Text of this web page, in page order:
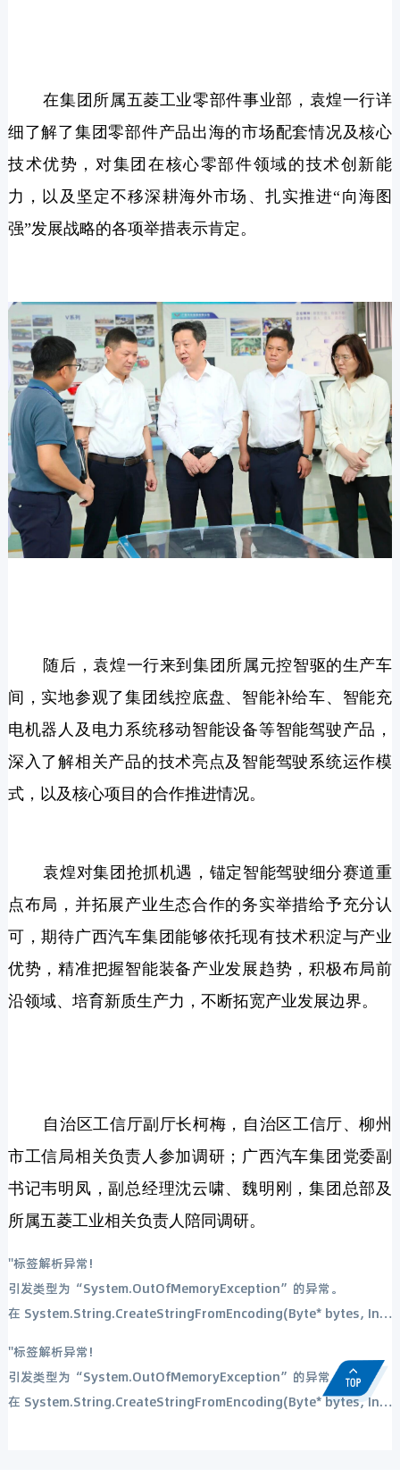
在集团所属五菱工业零部件事业部，袁煌一行详
细了解了集团零部件产品出海的市场配套情况及核心
技术优势，对集团在核心零部件领域的技术创新能
力，以及坚定不移深耕海外市场、扎实推进“向海图
强”发展战略的各项举措表示肯定。
随后，袁煌一行来到集团所属元控智驱的生产车
间，实地参观了集团线控底盘、智能补给车、智能充
电机器人及电力系统移动智能设备等智能驾驶产品，
深入了解相关产品的技术亮点及智能驾驶系统运作模
式，以及核心项目的合作推进情况。
袁煌对集团抢抓机遇，锚定智能驾驶细分赛道重
点布局，并拓展产业生态合作的务实举措给予充分认
可，期待广西汽车集团能够依托现有技术积淀与产业
优势，精准把握智能装备产业发展趋势，积极布局前
沿领域、培育新质生产力，不断拓宽产业发展边界。
自治区工信厅副厅长柯梅，自治区工信厅、柳州
市工信局相关负责人参加调研；广西汽车集团党委副
书记韦明凤，副总经理沈云啸、魏明刚，集团总部及
所属五菱工业相关负责人陪同调研。
''标签解析异常!
引发类型为“System.OutOfMemoryException”的异常。
在 System.String.CreateStringFromEncoding(Byte* bytes, Int32 byteLength, Encoding encoding) 在 System.Text.UnicodeEncoding.GetString(Byte[] bytes, Int32 index, Int32 count) 在 System.Data.SqlClient.TdsParserStateObject.TryReadString(Int32 length, String& value) 在 System.Data.SqlClient.TdsParser.TryReadSqlStringValue(SqlBuffer value, Byte type, Int32 length, Encoding encoding, Boolean isPlp, TdsParserStateObject stateObj) 在 System.Data.SqlClient.TdsParser.TryReadSqlValue(SqlBuffer value, SqlMetaDataPriv md, Int32 length, TdsParserStateObject stateObj, SqlCommandColumnEncryptionSetting columnEncryptionOverride, String columnName) 在 System.Data.SqlClient.SqlDataReader.TryReadColumnInternal(Int32 i, Boolean readHeaderOnly) 在 System.Data.SqlClient.SqlDataReader.TryReadColumn(Int32 i, Boolean setTimeout, Boolean allowPartiallyReadColumn) 在 System.Data.SqlClient.SqlDataReader.GetValues(Object[] values) 在 System.Data.ProviderBase.DataReaderContainer.CommonLanguageSubsetDataReader.GetValues(Object[] values) 在 System.Data.ProviderBase.SchemaMapping.LoadDataRow() 在 System.Data.Common.DataAdapter.FillLoadDataRow(SchemaMapping mapping) 在 System.Data.Common.DataAdapter.FillFromReader(DataSet dataset, DataTable datatable, String srcTable, DataReaderContainer dataReader, Int32 startRecord, Int32 maxRecords, DataColumn parentChapterColumn, Object parentChapterValue) 在 System.Data.Common.DataAdapter.Fill(DataSet dataSet, String srcTable, IDataReader dataReader, Int32 startRecord, Int32 maxRecords) 在 System.Data.Common.DbDataAdapter.FillInternal(DataSet dataset, DataTable[] datatables, Int32 startRecord, Int32 maxRecords, String srcTable, IDbCommand command, CommandBehavior behavior) 在 System.Data.Common.DbDataAdapter.Fill(DataSet dataSet, Int32 startRecord, Int32 maxRecords, String srcTable, IDbCommand command, CommandBehavior behavior) 在 System.Data.Common.DbDataAdapter.Fill(DataSet dataSet) 在 Whir.Repository.Database.Query(String sql, Object[] args) 在 Whir.Label.Dynamic.Content.GetColumnFileValue() 在 Whir.Label.Dynamic.Content.Render(HtmlTextWriter output)
''标签解析异常!
引发类型为“System.OutOfMemoryException”的异常。
在 System.String.CreateStringFromEncoding(Byte* bytes, Int32 byteLength, Encoding encoding) 在 System.Text.UnicodeEncoding.GetString(Byte[] bytes, Int32 index, Int32 count) 在 System.Data.SqlClient.TdsParserStateObject.TryReadString(Int32 length, String& value) 在 System.Data.SqlClient.TdsParser.TryReadSqlStringValue(SqlBuffer value, Byte type, Int32 length, Encoding encoding, Boolean isPlp, TdsParserStateObject stateObj) 在 System.Data.SqlClient.TdsParser.TryReadSqlValue(SqlBuffer value, SqlMetaDataPriv md, Int32 length, TdsParserStateObject stateObj, SqlCommandColumnEncryptionSetting columnEncryptionOverride, String columnName) 在 System.Data.SqlClient.SqlDataReader.TryReadColumnInternal(Int32 i, Boolean readHeaderOnly) 在 System.Data.SqlClient.SqlDataReader.TryReadColumn(Int32 i, Boolean setTimeout, Boolean allowPartiallyReadColumn) 在 System.Data.SqlClient.SqlDataReader.GetValues(Object[] values) 在 System.Data.ProviderBase.DataReaderContainer.CommonLanguageSubsetDataReader.GetValues(Object[] values) 在 System.Data.ProviderBase.SchemaMapping.LoadDataRow() 在 System.Data.Common.DataAdapter.FillLoadDataRow(SchemaMapping mapping) 在 System.Data.Common.DataAdapter.FillFromReader(DataSet dataset, DataTable datatable, String srcTable, DataReaderContainer dataReader, Int32 startRecord, Int32 maxRecords, DataColumn parentChapterColumn, Object parentChapterValue) 在 System.Data.Common.DataAdapter.Fill(DataSet dataSet, String srcTable, IDataReader dataReader, Int32 startRecord, Int32 maxRecords) 在 System.Data.Common.DbDataAdapter.FillInternal(DataSet dataset, DataTable[] datatables, Int32 startRecord, Int32 maxRecords, String srcTable, IDbCommand command, CommandBehavior behavior) 在 System.Data.Common.DbDataAdapter.Fill(DataSet dataSet, Int32 startRecord, Int32 maxRecords, String srcTable, IDbCommand command, CommandBehavior behavior) 在 System.Data.Common.DbDataAdapter.Fill(DataSet dataSet) 在 Whir.Repository.Database.Query(String sql, Object[] args) 在 Whir.Label.Dynamic.Content.GetColumnFileValue() 在 Whir.Label.Dynamic.Content.Render(HtmlTextWriter output)